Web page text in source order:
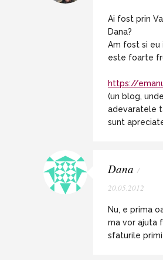
Ai fost prin
Dana?
Am fost si eu
este foarte
https://
(un blog, unde
adevaratele
sunt
Dana /
20.05.2012
Nu, e prima
ma vor ajuta
sfaturile